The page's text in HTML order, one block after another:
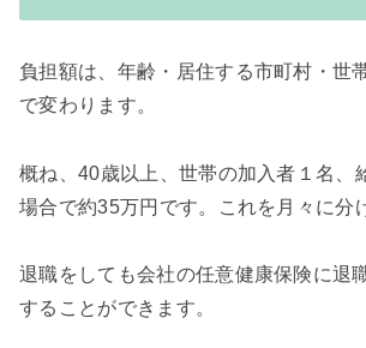
負担額は、年齢・居住する市町村・世
で変わります。
概ね、40歳以上、世帯の加入者１名、
場合で約35万円です。これを月々に分
退職をしても会社の任意健康保険に退
することができます。